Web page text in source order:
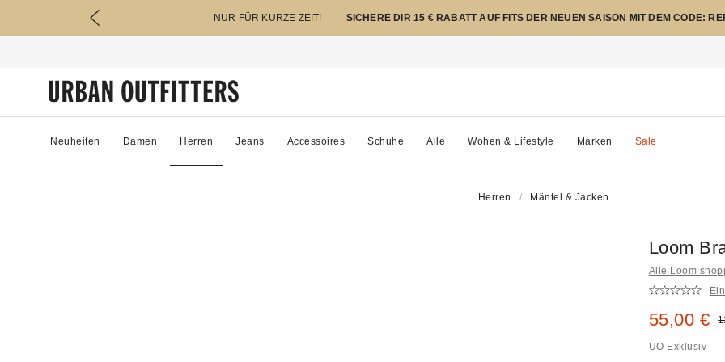
NUR FÜR KURZE ZEIT! SICHERE DIR 15 € RABATT AUF FITS DER NEUEN SAISON MIT DEM CODE:
Neuheiten Damen Herren Jeans Accessoires Schuhe Alle Wohen & Lifestyle Marken Sale
Herren Mäntel & Jacken
Loom
Alle Loom
Sale
55,00 €
UO Exklusiv